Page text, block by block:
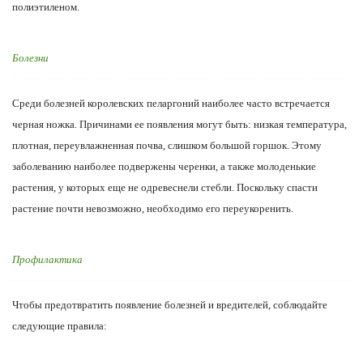
полиэтиленом.
Болезни
Среди болезней королевских пеларгоний наиболее часто встречается
черная ножка. Причинами ее появления могут быть: низкая температура,
плотная, переувлажненная почва, слишком большой горшок. Этому
заболеванию наиболее подвержены черенки, а также молоденькие
растения, у которых еще не одревеснели стебли. Поскольку спасти
растение почти невозможно, необходимо его переукоренить.
Профилактика
Чтобы предотвратить появление болезней и вредителей, соблюдайте
следующие правила: